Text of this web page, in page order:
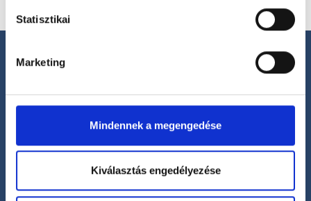
Statisztikai
Marketing
Mindennek a megengedése
Kiválasztás engedélyezése
Segíthetünk?
(H-P: 8:00-20:00)
office@foglaljorvost.hu